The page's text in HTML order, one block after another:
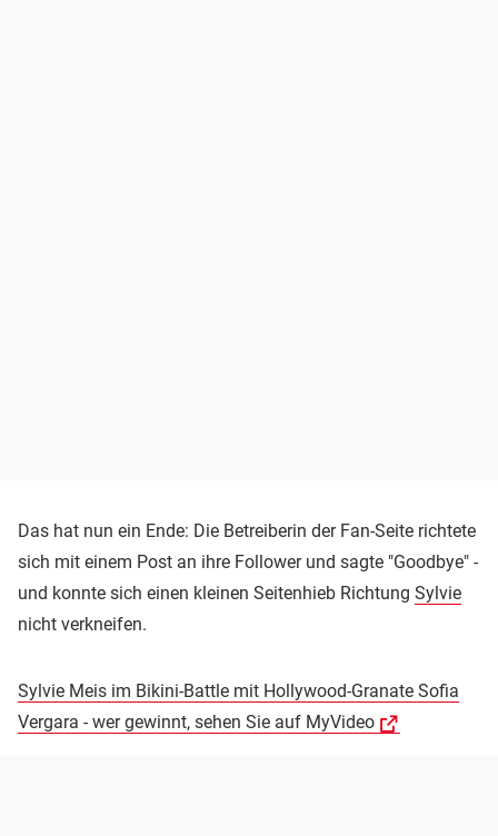
Das hat nun ein Ende: Die Betreiberin der Fan-Seite richtete
sich mit einem Post an ihre Follower und sagte "Goodbye" -
und konnte sich einen kleinen Seitenhieb Richtung Sylvie
nicht verkneifen.
Sylvie Meis im Bikini-Battle mit Hollywood-Granate Sofia
Vergara - wer gewinnt, sehen Sie auf MyVideo